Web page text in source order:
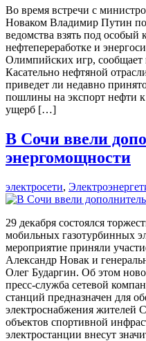
Во время встречи с
Новаком Владимир Путин
ведомства взять под особый
нефтепереработке и
Олимпийских игр, сообщает
Касательно нефтяной
приведет ли недавно
пошлины на экспорт нефти
ущерб […]
В Сочи ввели
энергомощности
электросети,
29 декабря состоялся
мобильных газотурбинных
мероприятие приняли
Александр Новак и
Олег Бударгин. Об этом
пресс-служба сетевой
станций предназначен для
электроснабжения жителей
объектов спортивной
электростанции внесут